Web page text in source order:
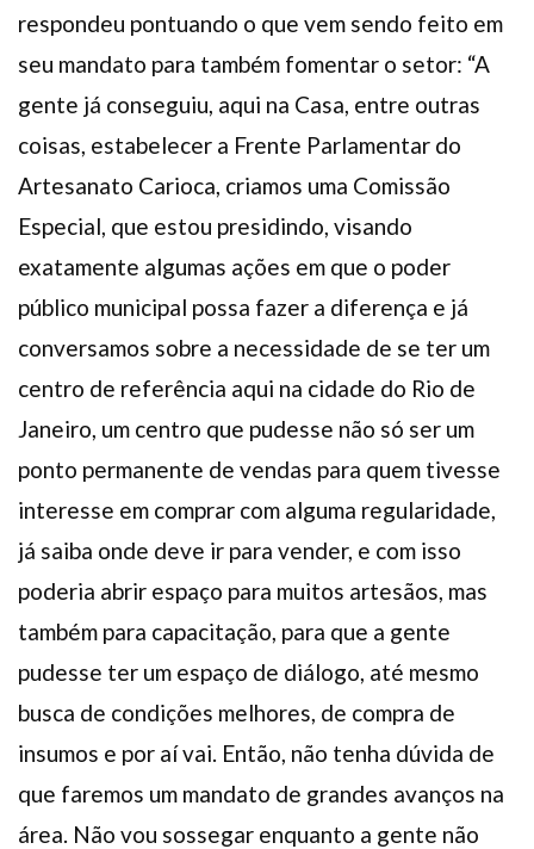
respondeu pontuando o que vem sendo feito em
seu mandato para também fomentar o setor: “A
gente já conseguiu, aqui na Casa, entre outras
coisas, estabelecer a Frente Parlamentar do
Artesanato Carioca, criamos uma Comissão
Especial, que estou presidindo, visando
exatamente algumas ações em que o poder
público municipal possa fazer a diferença e já
conversamos sobre a necessidade de se ter um
centro de referência aqui na cidade do Rio de
Janeiro, um centro que pudesse não só ser um
ponto permanente de vendas para quem tivesse
interesse em comprar com alguma regularidade,
já saiba onde deve ir para vender, e com isso
poderia abrir espaço para muitos artesãos, mas
também para capacitação, para que a gente
pudesse ter um espaço de diálogo, até mesmo
busca de condições melhores, de compra de
insumos e por aí vai. Então, não tenha dúvida de
que faremos um mandato de grandes avanços na
área. Não vou sossegar enquanto a gente não